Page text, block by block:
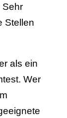
Sehr
Stellen
als ein
Wer